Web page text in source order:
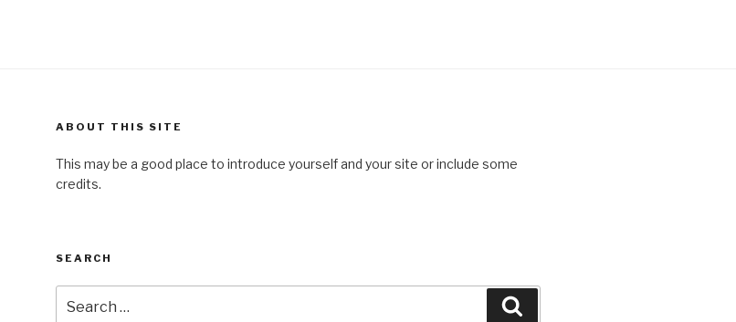
ABOUT THIS SITE
This may be a good place to introduce yourself and your site or include some
credits.
SEARCH
for: